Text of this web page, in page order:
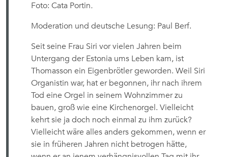
Foto: Cata Portin.
Moderation und deutsche Lesung: Paul Berf.
Seit seine Frau Siri vor vielen Jahren beim
Untergang der Estonia ums Leben kam, ist
Thomasson ein Eigenbrötler geworden. Weil Siri
Organistin war, hat er begonnen, ihr nach ihrem
Tod eine Orgel in seinem Wohnzimmer zu
bauen, groß wie eine Kirchenorgel. Vielleicht
kehrt sie ja doch noch einmal zu ihm zurück?
Vielleicht wäre alles anders gekommen, wenn er
sie in früheren Jahren nicht betrogen hätte,